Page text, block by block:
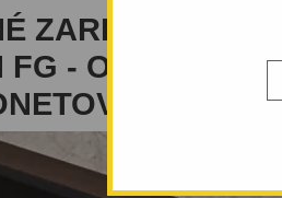
ZARIADENIE
FG -